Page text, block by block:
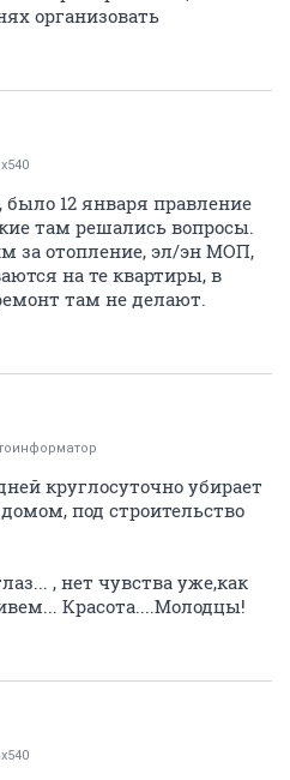
организовать
12 января правление
там решались вопросы.
за отопление, эл/эн МОП,
на те квартиры, в
там не делают.
круглосуточно убирает
под строительство
, нет чувства уже,как
Красота....Молодцы!